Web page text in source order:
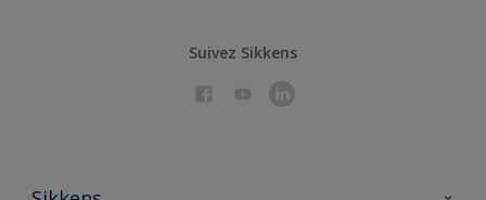
Suivez Sikkens